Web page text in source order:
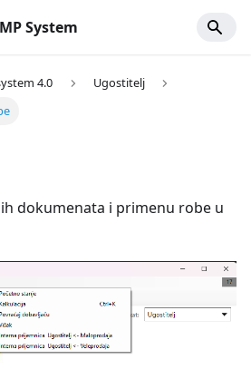
System
4.0
Ugostitelj
dokumenata i primenu robe u